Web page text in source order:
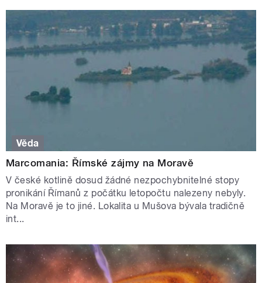
Věda
Marcomania: Římské zájmy na Moravě
V české kotlině dosud žádné nezpochybnitelné stopy
pronikání Římanů z počátku letopočtu nalezeny nebyly.
Na Moravě je to jiné. Lokalita u Mušova bývala tradičně
int...